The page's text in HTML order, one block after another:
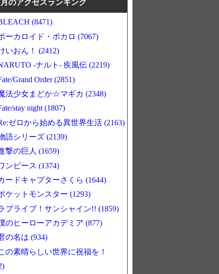
のアクセスランキング
(8471)
ーカロイド・ボカロ (7067)
いおん！ (2412)
-ナルト- 疾風伝 (2219)
Grand Order (2851)
法少女まどか☆マギカ (2348)
stay night (1807)
ゼロから始める異世界生活 (2163)
語シリーズ (2139)
撃の巨人 (1659)
ンピース (1374)
ードキャプターさくら (1644)
ケットモンスター (1293)
ブライブ！サンシャイン!! (1859)
のヒーローアカデミア (877)
の名は (934)
の素晴らしい世界に祝福を！